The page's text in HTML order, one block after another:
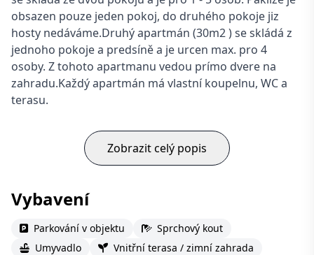
obsazen pouze jeden pokoj, do druhého pokoje jiz
hosty nedáváme.Druhý apartmán (30m2 ) se skládá z
jednoho pokoje a predsíně a je urcen max. pro 4
osoby. Z tohoto apartmanu vedou prímo dvere na
zahradu.Každý apartmán má vlastní koupelnu, WC a
terasu.
Zobrazit celý popis
Vybavení
Parkování v objektu
Sprchový kout
Umyvadlo
Vnitřní terasa / zimní zahrada